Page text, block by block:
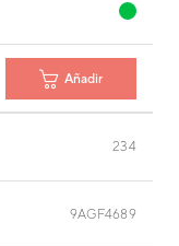
Añadir
234
9AGF4689